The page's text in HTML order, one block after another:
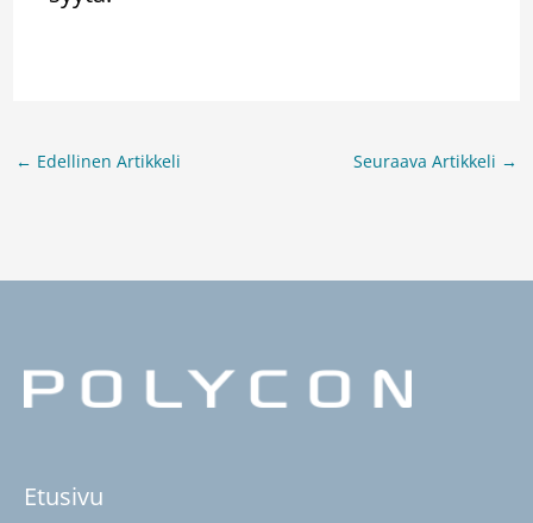
← Edellinen Artikkeli Seuraava Artikkeli →
Etusivu